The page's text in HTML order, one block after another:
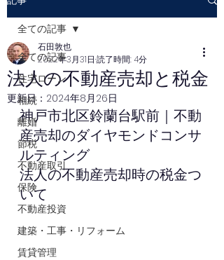
全ての記事
住宅ローン
相続
離婚
節税
不動産取引
保険
不動産投資
建築・工事・リフォーム
賃貸管理
全ての記事
法人の不動産売却と税金
石田敦也
2022年3月31日 読了時間: 4分
更新日： 2024年8月26日
神戸市北区鈴蘭台駅前｜不動
産売却のダイヤモンドコンサ
ルティング
法人の不動産売却時の税金つ
いて